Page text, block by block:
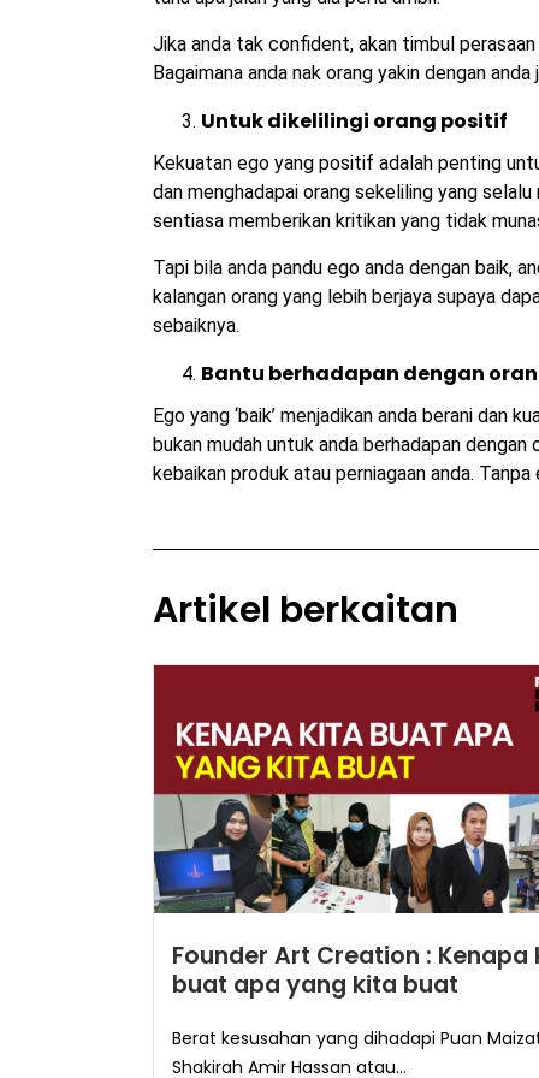
Jika anda tak confident, akan timbul
Bagaimana anda nak orang yakin dengan
Untuk dikelilingi orang positif
Kekuatan ego yang positif adalah penting
dan menghadapai orang sekeliling yang
sentiasa memberikan kritikan yang tidak
Tapi bila anda pandu ego anda dengan baik,
kalangan orang yang lebih berjaya supaya
sebaiknya.
Bantu berhadapan dengan
Ego yang ‘baik’ menjadikan anda berani dan
bukan mudah untuk anda berhadapan
kebaikan produk atau perniagaan anda.
Artikel berkaitan
Founder Art Creation : Kenapa
buat apa yang kita buat
Berat kesusahan yang dihadapi Puan
Shakirah Amir Hassan atau...